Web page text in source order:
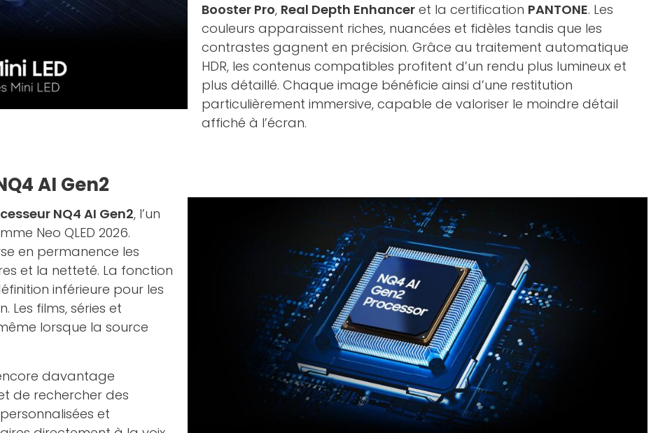
Booster Pro, Real Depth Enhancer et la certification PANTONE. Les
couleurs apparaissent riches, nuancées et fidèles tandis que les
contrastes gagnent en précision. Grâce au traitement automatique
HDR, les contenus compatibles profitent d’un rendu plus lumineux et
plus détaillé. Chaque image bénéficie ainsi d’une restitution
particulièrement immersive, capable de valoriser le moindre détail
affiché à l’écran.
AI Gen2
NQ4 AI Gen2, l’un
Neo QLED 2026.
en permanence les
et la netteté. La fonction
inférieure pour les
Les films, séries et
lorsque la source
davantage
de rechercher des
et